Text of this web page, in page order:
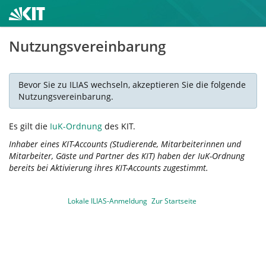
Nutzungsvereinbarung
Bevor Sie zu ILIAS wechseln, akzeptieren Sie die folgende
Nutzungsvereinbarung.
Es gilt die IuK-Ordnung des KIT.
Inhaber eines KIT-Accounts (Studierende, Mitarbeiterinnen und
Mitarbeiter, Gäste und Partner des KIT) haben der IuK-Ordnung
bereits bei Aktivierung ihres KIT-Accounts zugestimmt.
Lokale ILIAS-Anmeldung Zur Startseite